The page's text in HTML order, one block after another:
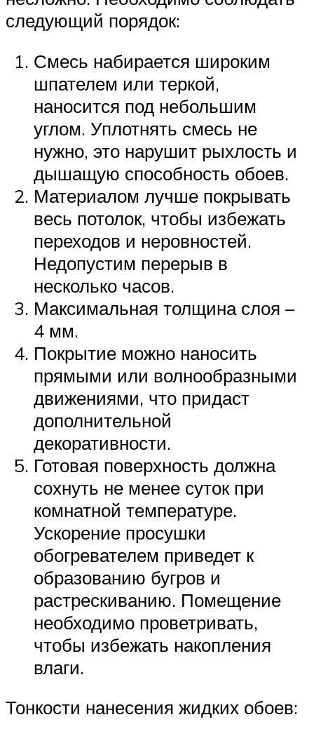
следующий порядок:
Смесь набирается широким
шпателем или теркой,
наносится под небольшим
углом. Уплотнять смесь не
нужно, это нарушит рыхлость и
дышащую способность обоев.
Материалом лучше покрывать
весь потолок, чтобы избежать
переходов и неровностей.
Недопустим перерыв в
несколько часов.
Максимальная толщина слоя –
4 мм.
Покрытие можно наносить
прямыми или волнообразными
движениями, что придаст
дополнительной
декоративности.
Готовая поверхность должна
сохнуть не менее суток при
комнатной температуре.
Ускорение просушки
обогревателем приведет к
образованию бугров и
растрескиванию. Помещение
необходимо проветривать,
чтобы избежать накопления
влаги.
Тонкости нанесения жидких обоев: